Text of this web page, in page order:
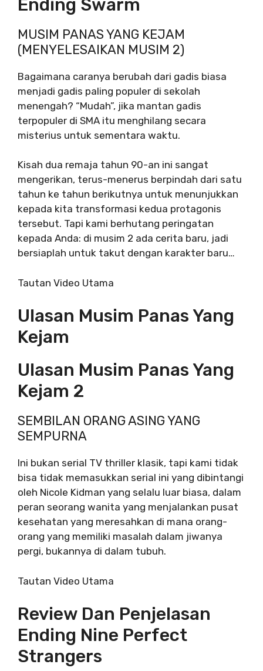
Ending Swarm
MUSIM PANAS YANG KEJAM
(MENYELESAIKAN MUSIM 2)
Bagaimana caranya berubah dari gadis biasa
menjadi gadis paling populer di sekolah
menengah? “Mudah”, jika mantan gadis
terpopuler di SMA itu menghilang secara
misterius untuk sementara waktu.
Kisah dua remaja tahun 90-an ini sangat
mengerikan, terus-menerus berpindah dari satu
tahun ke tahun berikutnya untuk menunjukkan
kepada kita transformasi kedua protagonis
tersebut. Tapi kami berhutang peringatan
kepada Anda: di musim 2 ada cerita baru, jadi
bersiaplah untuk takut dengan karakter baru…
Tautan Video Utama
Ulasan Musim Panas Yang
Kejam
Ulasan Musim Panas Yang
Kejam 2
SEMBILAN ORANG ASING YANG
SEMPURNA
Ini bukan serial TV thriller klasik, tapi kami tidak
bisa tidak memasukkan serial ini yang dibintangi
oleh Nicole Kidman yang selalu luar biasa, dalam
peran seorang wanita yang menjalankan pusat
kesehatan yang meresahkan di mana orang-
orang yang memiliki masalah dalam jiwanya
pergi, bukannya di dalam tubuh.
Tautan Video Utama
Review Dan Penjelasan
Ending Nine Perfect
Strangers